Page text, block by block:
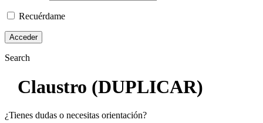
Recuérdame
Search
Claustro (DUPLICAR)
¿Tienes dudas o necesitas orientación?